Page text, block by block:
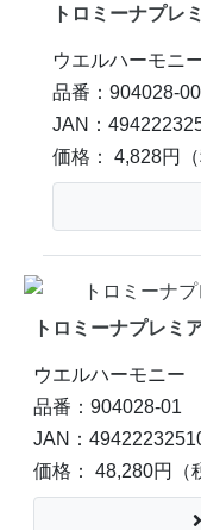
トロミーナプレ
ウエルハーモニ
品番：904028-00
JAN：
価格： 4,828円
トロミーナプレミ
ウエルハーモニー
品番：904028-01
JAN：
価格： 48,280円